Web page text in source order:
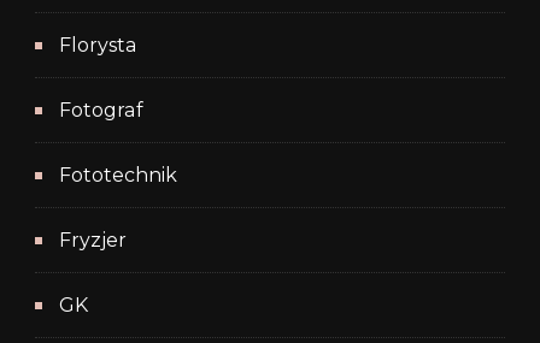
Florysta
Fotograf
Fototechnik
Fryzjer
GK